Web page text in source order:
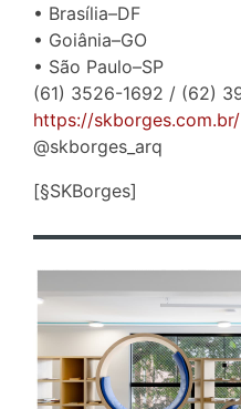
• Brasília–DF
• Goiânia–GO
• São Paulo–SP
(61) 3526-1692 / (62)
https://skborges.com.br/
@skborges_arq
[§SKBorges]